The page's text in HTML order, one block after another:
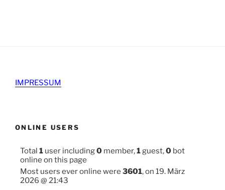
IMPRESSUM
ONLINE USERS
Total 1 user including0 member,1guest,0 bot
online on this page
Most users ever online were 3601, on 19. März
2026 @ 21:43